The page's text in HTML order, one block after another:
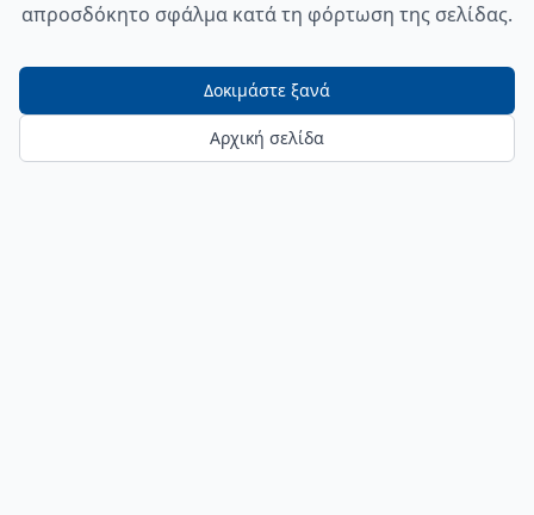
απροσδόκητο σφάλμα κατά τη φόρτωση της σελίδας.
Δοκιμάστε ξανά
Αρχική σελίδα